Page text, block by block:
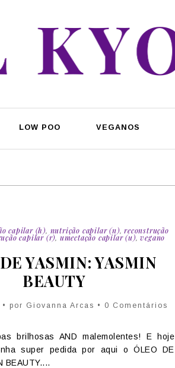
LOW POO VEGANOS
capilar (h), nutrição capilar (n),reconstrução
capilar (r), umectação capilar (u),vegano
YASMIN: YASMIN
BEAUTY
por Giovanna Arcas • 0 Comentários
brilhosas AND malemolentes! E hoje
super pedida por aqui o ÓLEO DE
BEAUTY....